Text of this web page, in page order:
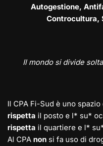
Autogestione,
Controcultura,
Il mondo si divide
Il CPA Fi-Sud è uno
rispetta il posto e l* su*
rispetta il quartiere e l*
Al CPA non si fa uso di